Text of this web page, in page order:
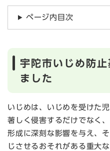
ページ内目次
宇陀市いじめ防
ました
いじめは、いじめを受けた
著しく侵害するだけでなく
形成に深刻な影響を与え、
じさせるおそれがある重大